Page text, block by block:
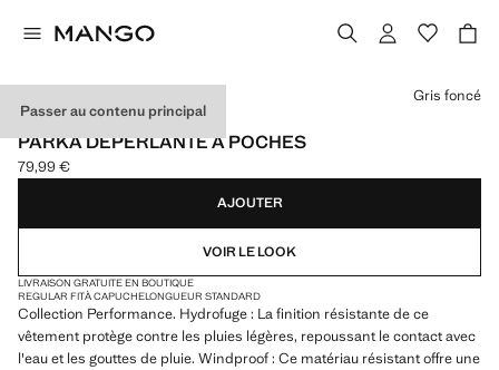
Passer au contenu principal
PERFORMANCE
PARKA DÉPERLANTE À POCHES
Prix actuel [79,99 € ]
79,99 €
Choisissez une couleur
Gris foncé
AJOUTER
VOIR LE LOOK
LIVRAISON GRATUITE EN BOUTIQUE
REGULAR FITÀ CAPUCHELONGUEUR STANDARD
Collection Performance. Hydrofuge : La finition résistante de ce
vêtement protège contre les pluies légères, repoussant le contact avec
l'eau et les gouttes de pluie. Windproof : Ce matériau résistant offre une